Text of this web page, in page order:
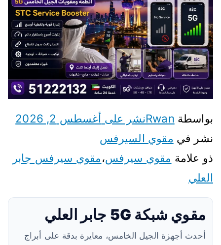
واي
فاي
برنام
ج
wifi
بواسطة Rwanنشر على أغسطس 2, 2026
نشر في مقوي السيرفس
ذو علامة مقوي سيرفس،مقوي سيرفس جابر
العلي
مقوي شبكة 5G جابر العلي
أحدث أجهزة الجيل الخامس، معايرة بدقة على أبراج